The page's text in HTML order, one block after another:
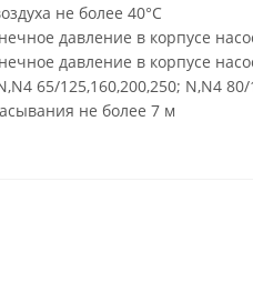
не более 40°C
давление в корпусе
давление в корпусе
65/125,160,200,250; N,N4 80/
не более 7 м